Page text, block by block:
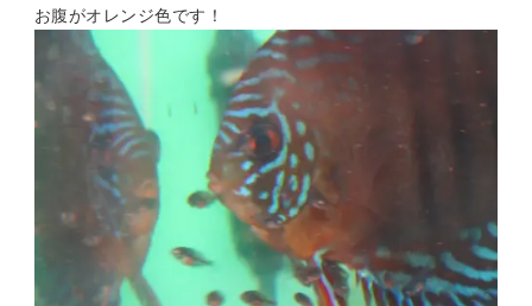
お腹がオレンジ色です！